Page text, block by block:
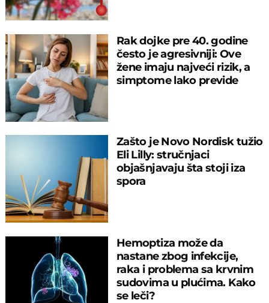
Rak dojke pre 40. godine
često je agresivniji: Ove
žene imaju najveći rizik, a
simptome lako previde
Zašto je Novo Nordisk tužio
Eli Lilly: stručnjaci
objašnjavaju šta stoji iza
spora
Hemoptiza može da
nastane zbog infekcije,
raka i problema sa krvnim
sudovima u plućima. Kako
se leči?